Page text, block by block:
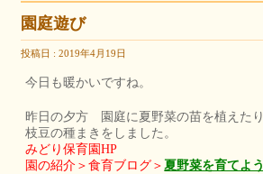
園庭遊び
投稿日 : 2019年4月19日
今日も暖かいですね。
昨日の夕方 園庭に夏野菜の苗を植えたり
枝豆の種まきをしました。
みどり保育園HP
園の紹介＞食育ブログ＞夏野菜を育てよう